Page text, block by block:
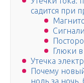
садится при
Глюки
Утечка
Почему
ноль за